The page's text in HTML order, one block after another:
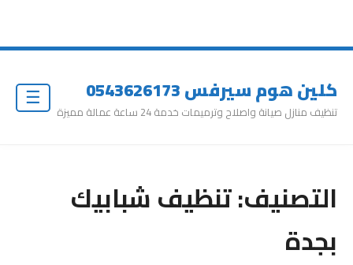
كلين هوم سيرفس 0543626173
تنظيف منازل صيانة واصلاح وترميمات خدمة 24 ساعة عمالة مميزة
التصنيف:تنظيف شبابيك
بجدة